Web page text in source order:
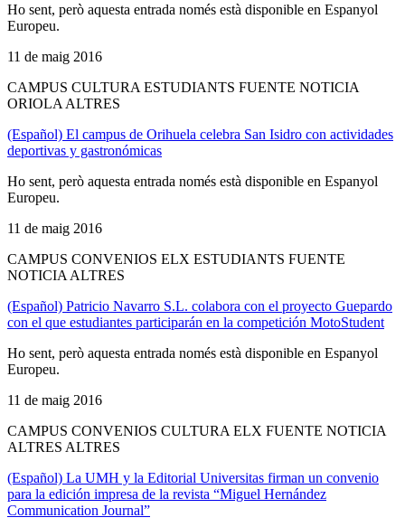
Ho sent, però aquesta entrada només està disponible en Espanyol
Europeu.
11 de maig 2016
CAMPUS CULTURA ESTUDIANTS FUENTE NOTICIA
ORIOLA ALTRES
(Español) El campus de Orihuela celebra San Isidro con actividades
deportivas y gastronómicas
Ho sent, però aquesta entrada només està disponible en Espanyol
Europeu.
11 de maig 2016
CAMPUS CONVENIOS ELX ESTUDIANTS FUENTE
NOTICIA ALTRES
(Español) Patricio Navarro S.L. colabora con el proyecto Guepardo
con el que estudiantes participarán en la competición MotoStudent
Ho sent, però aquesta entrada només està disponible en Espanyol
Europeu.
11 de maig 2016
CAMPUS CONVENIOS CULTURA ELX FUENTE NOTICIA
ALTRES ALTRES
(Español) La UMH y la Editorial Universitas firman un convenio
para la edición impresa de la revista “Miguel Hernández
Communication Journal”